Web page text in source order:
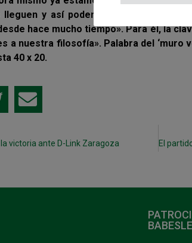
lleguen y así poder cumplir con los
hace mucho tiempo». Para él, la
a nuestra filosofía». Palabra del ‘muro
40 x 20.
victoria ante D-Link Zaragoza